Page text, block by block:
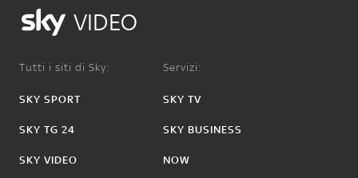
VIDEO
Tutti i siti di Sky:
SKY SPORT
SKY TG 24
SKY VIDEO
Servizi:
SKY TV
SKY BUSINESS
NOW